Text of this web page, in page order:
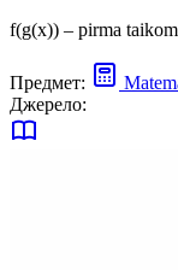
f(g(x)) – pirma
Предмет:
Джерело: